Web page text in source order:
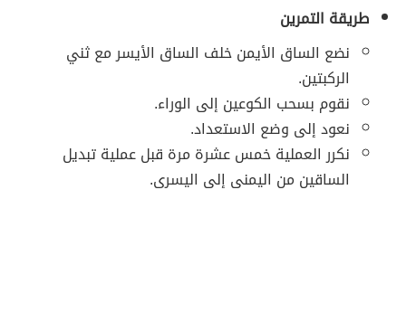
طريقة التمرين
نضع الساق الأيمن خلف الساق الأيسر مع ثني
الركبتين.
نقوم بسحب الكوعين إلى الوراء.
نعود إلى وضع الاستعداد.
نكرر العملية خمس عشرة مرة قبل عملية تبديل
الساقين من اليمنى إلى اليسرى.